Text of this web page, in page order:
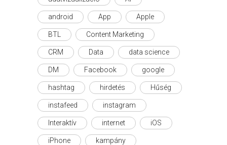
android App Apple
BTL Content Marketing
CRM Data data science
DM Facebook google
hashtag hirdetés Hűség
instafeed instagram
Interaktív internet iOS
iPhone kampány